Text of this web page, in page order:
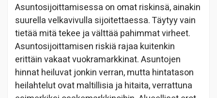
Asuntosijoittamisessa on omat riskinsä, ainakin
suurella velkavivulla sijoitettaessa. Täytyy vain
tietää mitä tekee ja välttää pahimmat virheet.
Asuntosijoittamisen riskiä rajaa kuitenkin
erittäin vakaat vuokramarkkinat. Asuntojen
hinnat heiluvat jonkin verran, mutta hintatason
heilahtelut ovat maltillisia ja hitaita, verrattuna